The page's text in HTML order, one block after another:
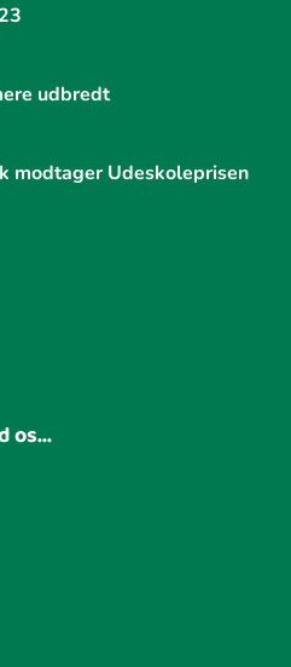
udbredt
modtager Udeskoleprisen
os...